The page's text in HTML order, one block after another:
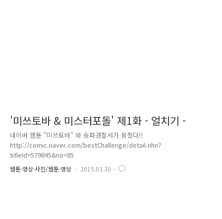
'미쓰토바 & 미스터포돌' 제1화 - 얼치기 -
네이버 웹툰 "미쓰토바" 와 송파경찰서가 뭉쳤다!!
http://comic.naver.com/bestChallenge/detail.nhn?
titleId=579845&no=85
웹툰·영상·사진/웹툰·영상 2015.03.30